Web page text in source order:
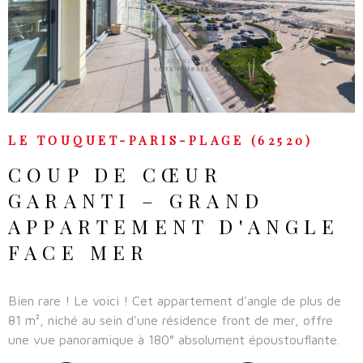
LE TOUQUET-PARIS-PLAGE (62520)
COUP DE CŒUR
GARANTI – GRAND
APPARTEMENT D'ANGLE
FACE MER
Bien rare ! Le voici ! Cet appartement d'angle de plus de
81 m², niché au sein d'une résidence front de mer, offre
une vue panoramique à 180° absolument époustouflante.
Posez-vous sur votre balcon et savourez des couchers de
VOIR LE BIEN